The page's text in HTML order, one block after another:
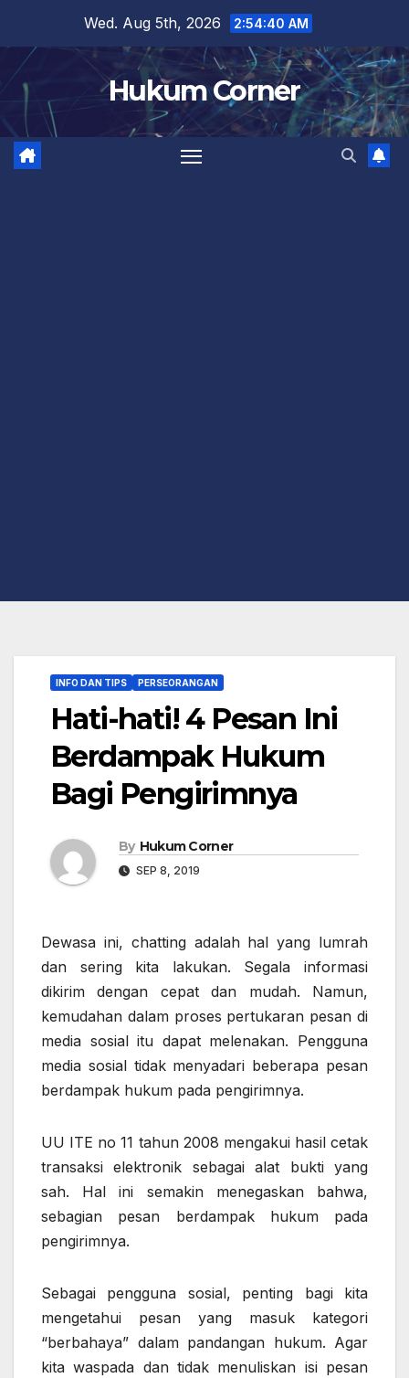
content
Wed. Aug 5th, 2026 2:54:40 AM
Hukum Corner
INFO DAN TIPS PERSEORANGAN
Hati-hati! 4 Pesan Ini
Berdampak Hukum
Bagi Pengirimnya
By Hukum Corner
SEP 8, 2019
Dewasa ini, chatting adalah hal yang lumrah
dan sering kita lakukan. Segala informasi
dikirim dengan cepat dan mudah. Namun,
kemudahan dalam proses pertukaran pesan di
media sosial itu dapat melenakan. Pengguna
media sosial tidak menyadari beberapa pesan
berdampak hukum pada pengirimnya.
UU ITE no 11 tahun 2008 mengakui hasil cetak
transaksi elektronik sebagai alat bukti yang
sah. Hal ini semakin menegaskan bahwa,
sebagian pesan berdampak hukum pada
pengirimnya.
Sebagai pengguna sosial, penting bagi kita
mengetahui pesan yang masuk kategori
“berbahaya” dalam pandangan hukum. Agar
kita waspada dan tidak menuliskan isi pesan